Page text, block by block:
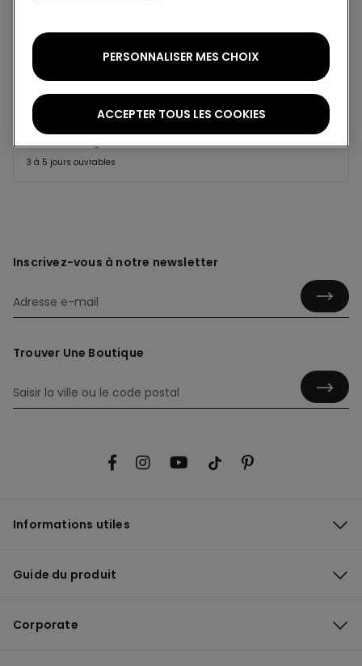
Membre du programme fidélité Tezenis Talent 2€
Pour toute commande supérieure à 55€ Livraison gratuite
3 à 5 jours ouvrables
Inscrivez-vous à notre newsletter
Trouver Une Boutique
Informations utiles
Guide du produit
Corporate
PERSONNALISER MES CHOIX
ACCEPTER TOUS LES COOKIES